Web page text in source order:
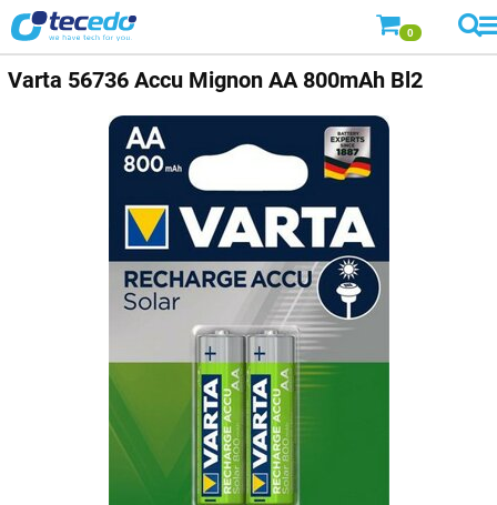
0
Varta 56736 Accu Mignon AA 800mAh Bl2